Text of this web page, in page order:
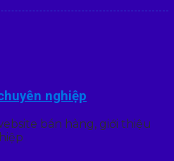
nghiệp
bán hàng, giới thiệu